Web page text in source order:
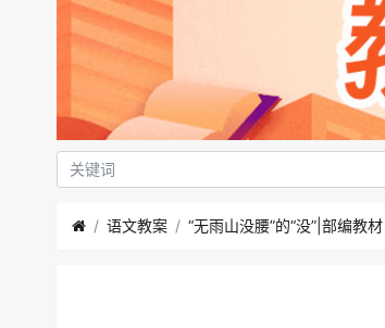
语文教案 “无雨山没腰”的“没”|部编教材